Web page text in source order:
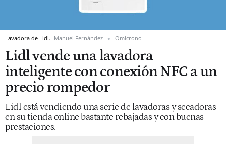
Lavadora de Lidl. Manuel Fernández Omicrono
Lidl vende una lavadora
inteligente con conexión NFC a un
precio rompedor
Lidl está vendiendo una serie de lavadoras y secadoras
en su tienda online bastante rebajadas y con buenas
prestaciones.